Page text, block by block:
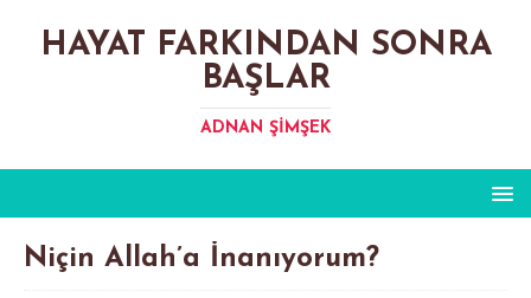
HAYAT FARKINDAN SONRA
BAŞLAR
ADNAN ŞIMŞEK
Niçin Allah’a İnanıyorum?